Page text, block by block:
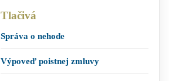
Tlačivá
Správa o nehode
Výpoveď poistnej zmluvy